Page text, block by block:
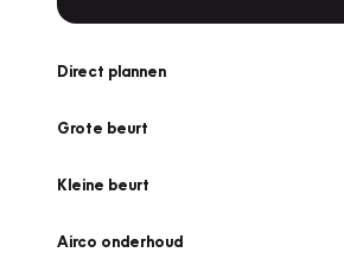
Direct plannen
Grote beurt
Kleine beurt
Airco onderhoud